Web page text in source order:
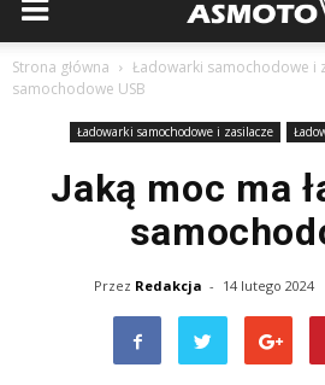
Strona główna Ładowarki samochodowe i
samochodowe USB
Ładowarki samochodowe i zasilacze
Jaką moc ma
Przez Redakcja - 14 lutego 2024